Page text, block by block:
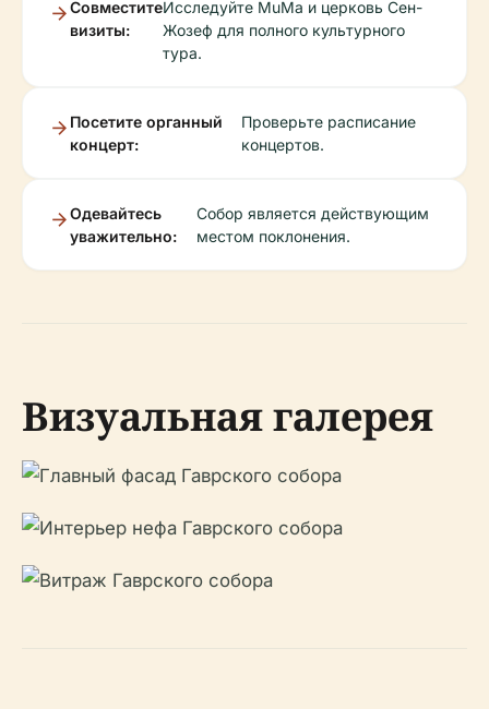
Совместите
визиты:
Исследуйте MuMa и церковь Сен-
Жозеф для полного культурного
тура.
Посетите органный
концерт:
Проверьте расписание
концертов.
Одевайтесь
уважительно:
Собор является действующим
местом поклонения.
Визуальная галерея